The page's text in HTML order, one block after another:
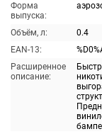
Форма
выпуска:
Объём, л:
0.4
EAN-13:
Расширенное
описание: